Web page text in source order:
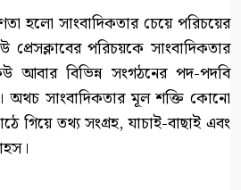
হলো সাংবাদিকতার চেয়ে পরিচয়ের
পরিচয়কে সাংবাদিকতার
আবার বিভিন্ন সংগঠনের পদ-পদবি
অথচ সাংবাদিকতার মূল শক্তি কোনো
গিয়ে তথ্য সংগ্রহ, যাচাই-বাছাই এবং